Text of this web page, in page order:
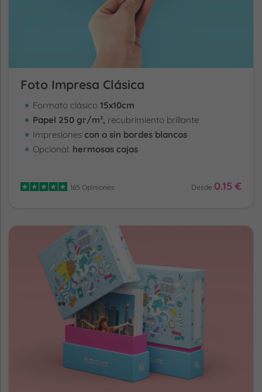
Foto Impresa Clásica
Formato clásico 15x10cm
Papel 250 gr/m², recubrimiento brillante
Impresiones con o sin bordes blancos
Opcional: hermosas cajas
165 Opiniones Desde 0.15 €